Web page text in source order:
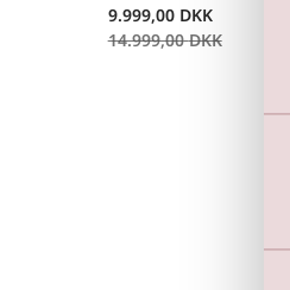
9.999,00 DKK
14.999,00 DKK